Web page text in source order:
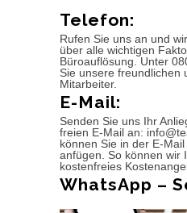
Telefon:
Rufen Sie uns an und
über alle wichtigen
Büroauflösung. Unter
Sie unsere freundlichen
Mitarbeiter.
E-Mail:
Senden Sie uns Ihr
freien E-Mail an:
können Sie in der E-
anfügen. So können wir
kostenfreies
WhatsApp –